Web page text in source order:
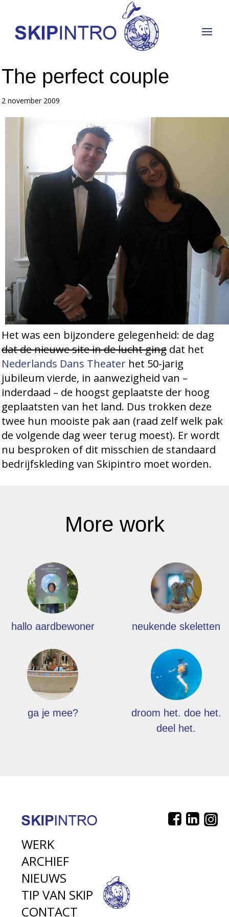
The perfect couple
2 november 2009
Het was een bijzondere gelegenheid: de dag
dat de nieuwe site in de lucht gingdat het
Nederlands Dans Theaterhet 50-jarig
jubileum vierde, in aanwezigheid van –
inderdaad – de hoogst geplaatste der hoog
geplaatsten van het land. Dus trokken deze
twee hun mooiste pak aan (raad zelf welk pak
de volgende dag weer terug moest). Er wordt
nu besproken of dit misschien de standaard
bedrijfskleding van Skipintro moet worden.
More work
hallo aardbewoner neukende skeletten
ga je mee?
droom het. doe het.
deel het.
WERK
ARCHIEF
NIEUWS
TIP VAN SKIP
CONTACT